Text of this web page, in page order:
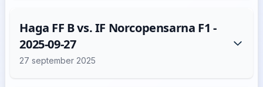
Haga FF B vs. IF Norcopensarna F1 -
2025-09-27
27 september 2025